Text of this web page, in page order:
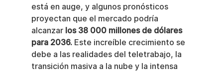
está en auge, y algunos pronósticos
proyectan que el mercado podría
alcanzar los 38 000 millones de dólares
para 2036. Este increíble crecimiento se
debe a las realidades del teletrabajo, la
transición masiva a la nube y la intensa